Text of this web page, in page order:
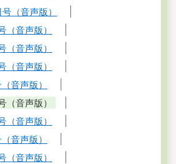
（音声版）
（音声版）
（音声版）
（音声版）
音声版）
（音声版）
（音声版）
音声版）
（音声版）